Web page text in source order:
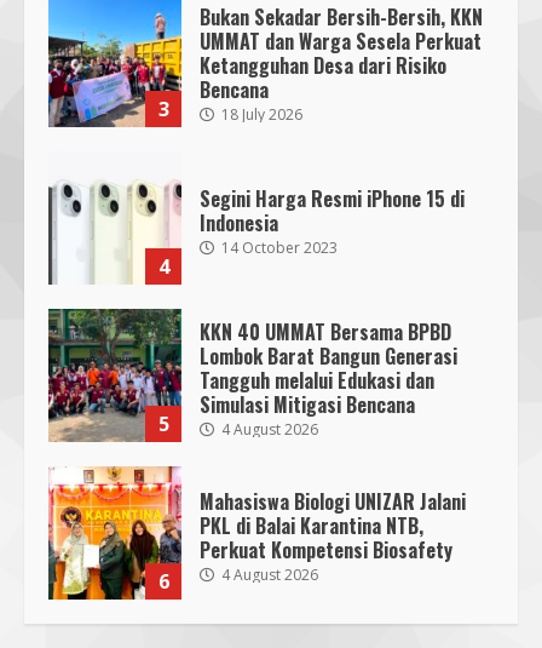
3
Bukan Sekadar Bersih-Bersih, KKN
UMMAT dan Warga Sesela Perkuat
Ketangguhan Desa dari Risiko
Bencana
18 July 2026
4
Segini Harga Resmi iPhone 15 di
Indonesia
14 October 2023
5
KKN 40 UMMAT Bersama BPBD
Lombok Barat Bangun Generasi
Tangguh melalui Edukasi dan
Simulasi Mitigasi Bencana
4 August 2026
6
Mahasiswa Biologi UNIZAR Jalani
PKL di Balai Karantina NTB,
Perkuat Kompetensi Biosafety
4 August 2026
3
SMPN 7 Mataram Menerapkan
Project Based Learning pada
Outing Class ke Destinasi Wisata
Dugaan Penyerobotan Tanah Wakaf
di Praya, Kawal NTB: Sertifikat Hak